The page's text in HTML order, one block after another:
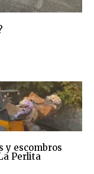
y escombros
Perlita